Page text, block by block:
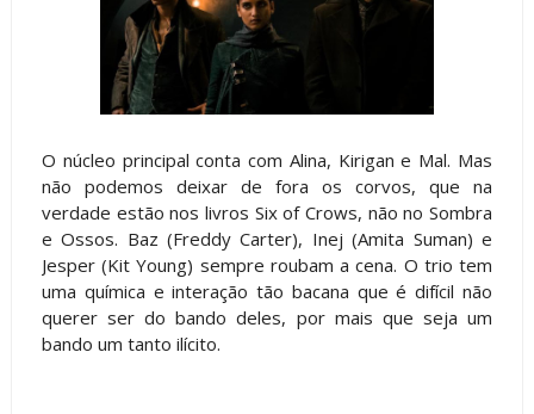
O núcleo principal conta com Alina, Kirigan e Mal. Mas
não podemos deixar de fora os corvos, que na
verdade estão nos livros Six of Crows, não no Sombra
e Ossos. Baz (Freddy Carter), Inej (Amita Suman) e
Jesper (Kit Young) sempre roubam a cena. O trio tem
uma química e interação tão bacana que é difícil não
querer ser do bando deles, por mais que seja um
bando um tanto ilícito.